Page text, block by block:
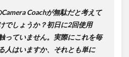
Coachが無駄だと考えて
でしょうか？初日に2回使用
っていません。実際にこれを毎
人はいますか、それとも単に